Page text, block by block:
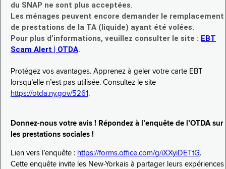
du SNAP ne sont plus acceptées.
Les ménages peuvent encore demander le remplacement
de prestations de la TA (liquide) ayant été volées.
Pour plus d’informations, veuillez consulter le site : EBT
Scam Alert | OTDA.
Protégez vos avantages. Apprenez à geler votre carte EBT
lorsqu’elle n’est pas utilisée. Consultez le site
https://otda.ny.gov/5261 .
Donnez-nous votre avis ! Répondez à l’enquête de l’OTDA sur
les prestations sociales !
Lien vers l’enquête : https://forms.office.com/g/iXXyiDETtG.
Cette enquête invite les New-Yorkais à partager leurs expériences